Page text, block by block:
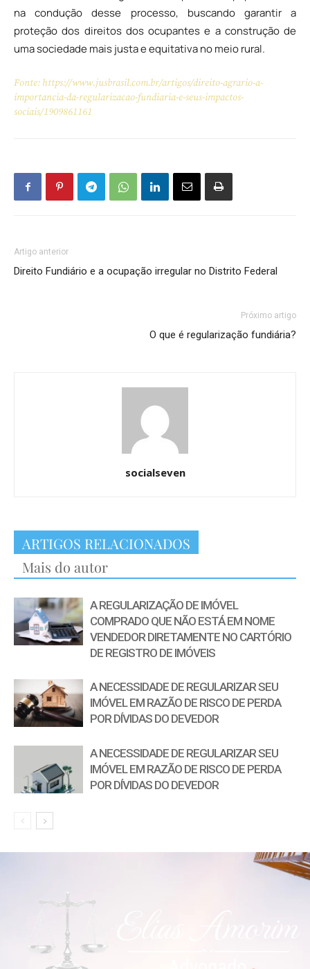
na condução desse processo, buscando garantir a
proteção dos direitos dos ocupantes e a construção de
uma sociedade mais justa e equitativa no meio rural.
Fonte: https://www.jusbrasil.com.br/artigos/direito-agrario-a-
importancia-da-regularizacao-fundiaria-e-seus-impactos-
sociais/1909861161
Artigo anterior
Direito Fundiário e a ocupação irregular no Distrito Federal
Próximo artigo
O que é regularização fundiária?
socialseven
ARTIGOS RELACIONADOS
Mais do autor
A REGULARIZAÇÃO DE IMÓVEL
COMPRADO QUE NÃO ESTÁ EM NOME
VENDEDOR DIRETAMENTE NO CARTÓRIO
DE REGISTRO DE IMÓVEIS
A NECESSIDADE DE REGULARIZAR SEU
IMÓVEL EM RAZÃO DE RISCO DE PERDA
POR DÍVIDAS DO DEVEDOR
A NECESSIDADE DE REGULARIZAR SEU
IMÓVEL EM RAZÃO DE RISCO DE PERDA
POR DÍVIDAS DO DEVEDOR